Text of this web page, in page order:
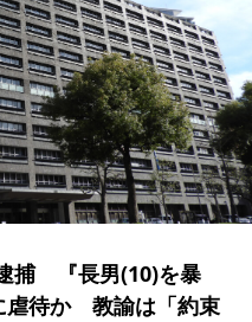
捕 『長男(10)を暴
虐待か 教諭は「約束